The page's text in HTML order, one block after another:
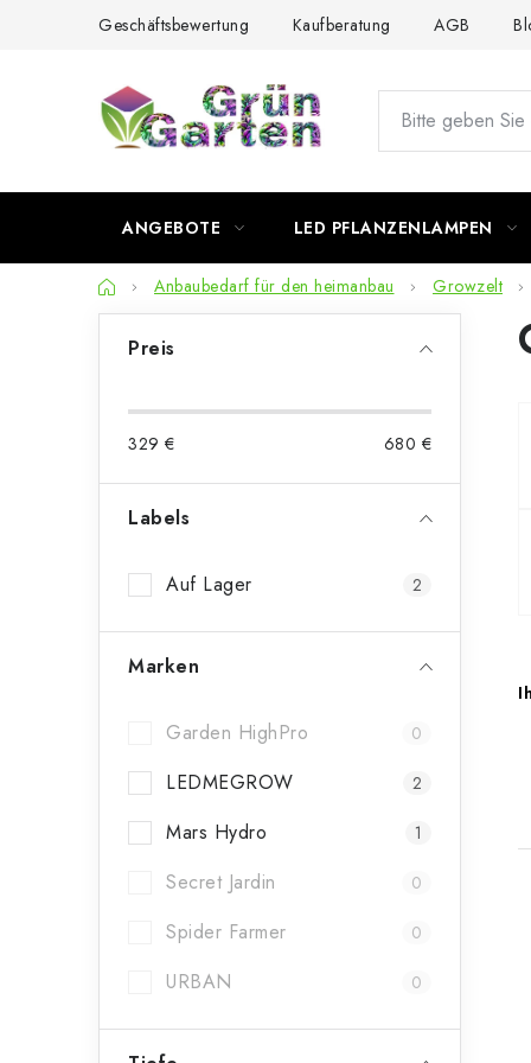
Geschäftsbewertung Kaufberatung AGB
ANGEBOTE LED PFLANZENLAMPEN
StartseiteAnbaubedarf für den heimanbau Growzelt
t
e
Preis
329 € 680 €
Labels
Auf Lager 2
Marken
Garden HighPro 0
LEDMEGROW 2
Mars Hydro 1
Secret Jardin 0
Spider Farmer 0
URBAN 0